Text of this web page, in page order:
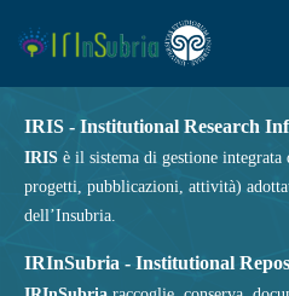
IRIS - Institutional Research
IRIS è il sistema di gestione
progetti, pubblicazioni, attività)
dell’Insubria.
IRInSubria - Institutional